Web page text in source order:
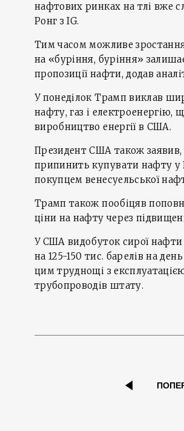
нафтових ринках на тлі вже
Ронг з IG.
Тим часом можливе
на «буріння, буріння»
пропозиції нафти, додав
У понеділок Трамп виклав
нафту, газ і електроенергію,
виробництво енергії в США.
Президент США також заявив,
припинить купувати нафту у
покупцем венесуельської
Трамп також пообіцяв
ціни на нафту через
У США видобуток сирої нафти
на 125-150 тис. барелів на
цим труднощі з
трубопроводів штату.